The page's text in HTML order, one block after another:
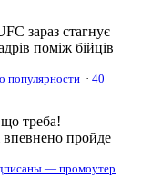
зараз стагнує
поміж бійців
популярности · 40
треба!
впевнено пройде
— промоутер